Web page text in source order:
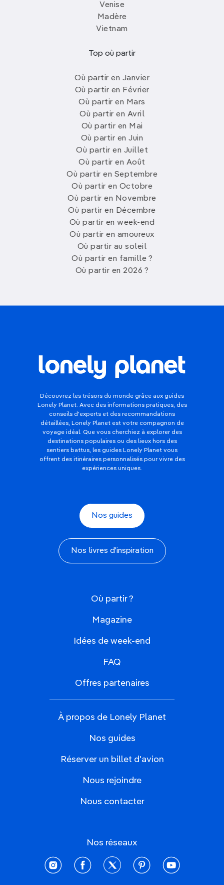
Venise
Madère
Vietnam
Top où partir
Où partir en Janvier
Où partir en Février
Où partir en Mars
Où partir en Avril
Où partir en Mai
Où partir en Juin
Où partir en Juillet
Où partir en Août
Où partir en Septembre
Où partir en Octobre
Où partir en Novembre
Où partir en Décembre
Où partir en week-end
Où partir en amoureux
Où partir au soleil
Où partir en famille ?
Où partir en 2026 ?
Découvrez les trésors du monde grâce aux guides
Lonely Planet. Avec des informations pratiques, des
conseils d'experts et des recommandations
détaillées, Lonely Planet est votre compagnon de
voyage idéal. Que vous cherchiez à explorer des
destinations populaires ou des lieux hors des
sentiers battus, les guides Lonely Planet vous
offrent des itinéraires personnalisés pour vivre des
expériences uniques.
Nos guides
Nos livres d'inspiration
Où partir ?
Magazine
Idées de week-end
FAQ
Offres partenaires
À propos de Lonely Planet
Nos guides
Réserver un billet d'avion
Nous rejoindre
Nous contacter
Nos réseaux
instagramfacebooktwitter pinterestyoutube